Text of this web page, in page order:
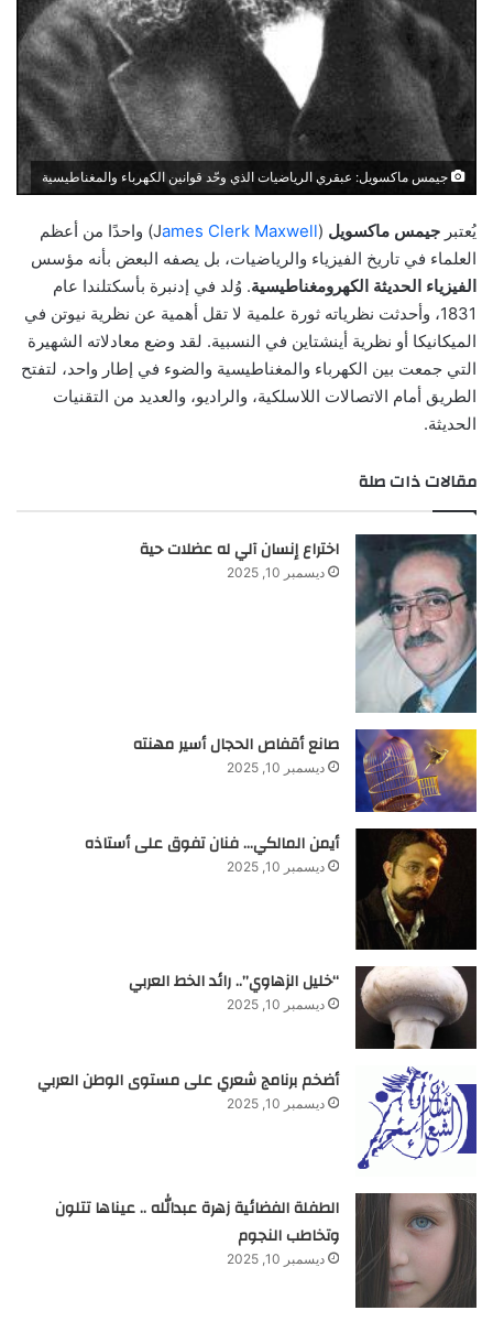
جيمس ماكسويل: عبقري الرياضيات الذي وحّد قوانين الكهرباء والمغناطيسية
يُعتبر جيمس ماكسويل (J
ames Clerk Maxwell ) واحدًا من أعظم
العلماء في تاريخ الفيزياء والرياضيات، بل يصفه البعض بأنه مؤسس
الفيزياء الحديثة الكهرومغناطيسية. وُلد في إدنبرة بأسكتلندا عام
1831، وأحدثت نظرياته ثورة علمية لا تقل أهمية عن نظرية نيوتن في
الميكانيكا أو نظرية أينشتاين في النسبية. لقد وضع معادلاته الشهيرة
التي جمعت بين الكهرباء والمغناطيسية والضوء في إطار واحد، لتفتح
الطريق أمام الاتصالات اللاسلكية، والراديو، والعديد من التقنيات
الحديثة.
مقالات ذات صلة
اختراع إنسان آلي له عضلات حية
ديسمبر 10, 2025
صانع أقفاص الحجال أسير مهنته
ديسمبر 10, 2025
أيمن المالكي… فنان تفوق على أستاذه
ديسمبر 10, 2025
“خليل الزهاوي”.. رائد الخط العربي
ديسمبر 10, 2025
أضخم برنامج شعري على مستوى الوطن العربي
ديسمبر 10, 2025
الطفلة الفضائية زهرة عبدالله .. عيناها تتلون
وتخاطب النجوم
ديسمبر 10, 2025